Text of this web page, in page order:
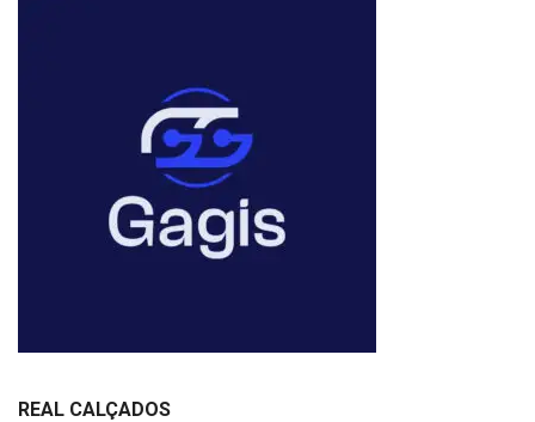
REAL CALÇADOS